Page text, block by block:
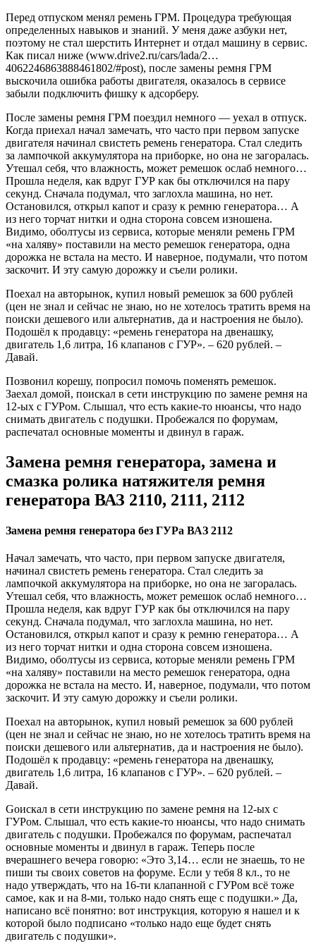
Перед отпуском менял ремень ГРМ. Процедура требующая
определенных навыков и знаний. У меня даже азбуки нет,
поэтому не стал шерстить Интернет и отдал машину в сервис.
Как писал ниже (www.drive2.ru/cars/lada/2…
4062246863888461802/#post), после замены ремня ГРМ
выскочила ошибка работы двигателя, оказалось в сервисе
забыли подключить фишку к адсорберу.
После замены ремня ГРМ поездил немного — уехал в отпуск.
Когда приехал начал замечать, что часто при первом запуске
двигателя начинал свистеть ремень генератора. Стал следить
за лампочкой аккумулятора на приборке, но она не загоралась.
Утешал себя, что влажность, может ремешок ослаб немного…
Прошла неделя, как вдруг ГУР как бы отключился на пару
секунд. Сначала подумал, что заглохла машина, но нет.
Остановился, открыл капот и сразу к ремню генератора… А
из него торчат нитки и одна сторона совсем изношена.
Видимо, оболтусы из сервиса, которые меняли ремень ГРМ
«на халяву» поставили на место ремешок генератора, одна
дорожка не встала на место. И наверное, подумали, что потом
заскочит. И эту самую дорожку и съели ролики.
Поехал на авторынок, купил новый ремешок за 600 рублей
(цен не знал и сейчас не знаю, но не хотелось тратить время на
поиски дешевого или альтернатив, да и настроения не было).
Подошёл к продавцу: «ремень генератора на двенашку,
двигатель 1,6 литра, 16 клапанов с ГУР». – 620 рублей. –
Давай.
Позвонил корешу, попросил помочь поменять ремешок.
Заехал домой, поискал в сети инструкцию по замене ремня на
12-ых с ГУРом. Слышал, что есть какие-то нюансы, что надо
снимать двигатель с подушки. Пробежался по форумам,
распечатал основные моменты и двинул в гараж.
Замена ремня генератора, замена и
смазка ролика натяжителя ремня
генератора ВАЗ 2110, 2111, 2112
Замена ремня генератора без ГУРа ВАЗ 2112
Начал замечать, что часто, при первом запуске двигателя,
начинал свистеть ремень генератора. Стал следить за
лампочкой аккумулятора на приборке, но она не загоралась.
Утешал себя, что влажность, может ремешок ослаб немного…
Прошла неделя, как вдруг ГУР как бы отключился на пару
секунд. Сначала подумал, что заглохла машина, но нет.
Остановился, открыл капот и сразу к ремню генератора… А
из него торчат нитки и одна сторона совсем изношена.
Видимо, оболтусы из сервиса, которые меняли ремень ГРМ
«на халяву» поставили на место ремешок генератора, одна
дорожка не встала на место. И, наверное, подумали, что потом
заскочит. И эту самую дорожку и съели ролики.
Поехал на авторынок, купил новый ремешок за 600 рублей
(цен не знал и сейчас не знаю, но не хотелось тратить время на
поиски дешевого или альтернатив, да и настроения не было).
Подошёл к продавцу: «ремень генератора на двенашку,
двигатель 1,6 литра, 16 клапанов с ГУР». – 620 рублей. –
Давай.
Gоискал в сети инструкцию по замене ремня на 12-ых с
ГУРом. Слышал, что есть какие-то нюансы, что надо снимать
двигатель с подушки. Пробежался по форумам, распечатал
основные моменты и двинул в гараж. Теперь после
вчерашнего вечера говорю: «Это 3,14… если не знаешь, то не
пиши ты своих советов на форуме. Если у тебя 8 кл., то не
надо утверждать, что на 16-ти клапанной с ГУРом всё тоже
самое, как и на 8-ми, только надо снять еще с подушки.» Да,
написано всё понятно: вот инструкция, которую я нашел и к
которой было подписано «только надо еще будет снять
двигатель с подушки».